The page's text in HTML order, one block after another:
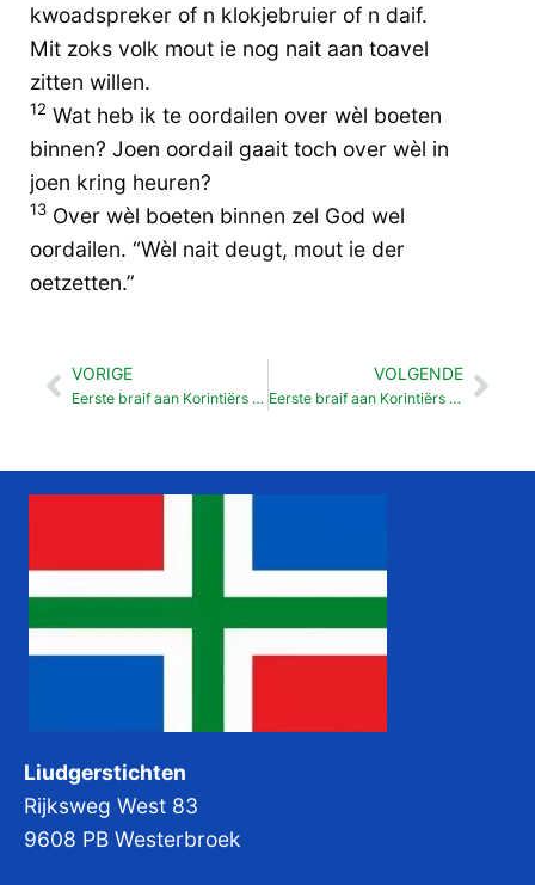
kwoadspreker of n klokjebruier of n daif.
Mit zoks volk mout ie nog nait aan toavel
zitten willen.
12 Wat heb ik te oordailen over wèl boeten
binnen? Joen oordail gaait toch over wèl in
joen kring heuren?
13 Over wèl boeten binnen zel God wel
oordailen. “Wèl nait deugt, mout ie der
oetzetten.”
Vorige
VORIGE
Eerste braif aan Korintiërs 04
VOLGENDE
Eerste braif aan Korintiërs 06
Liudgerstichten
Rijksweg West 83
9608 PB Westerbroek